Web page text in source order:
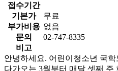
접수기간
기본가
무료
부가비용 없음
문의
02-747-8335
비고
안녕하세요. 어린이청소년 국
다가오는 3월부터 매달 셋째 주